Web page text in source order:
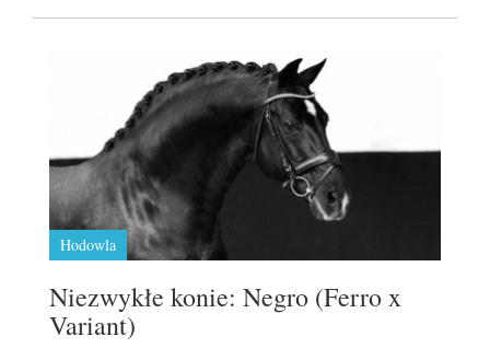
Hodowla
Niezwykłe konie: Negro (Ferro x
Variant)